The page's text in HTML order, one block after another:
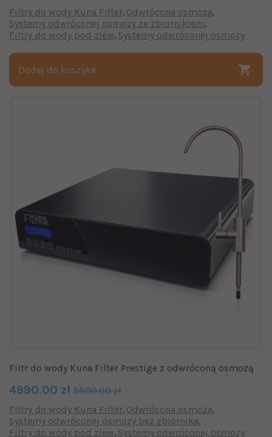
Filtry do wody Kuna Filter Odwrócona osmoza
Systemy odwróconej osmozy ze zbiornikiem
Filtry do wody pod zlew Systemy odwróconej osmozy
Dodaj do koszyka
Filtr do wody Kuna Filter Prestige z odwróconą osmozą
4990.00 zł 5800.00 zł
Filtry do wody Kuna Filter Odwrócona osmoza
Systemy odwróconej osmozy bez zbiornika
Filtry do wody pod zlew Systemy odwróconej osmozy